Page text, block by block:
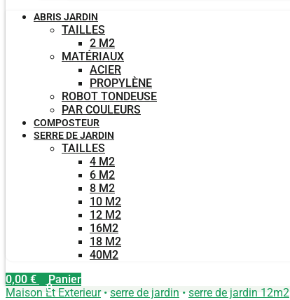
ABRIS JARDIN
TAILLES
2 M2
MATÉRIAUX
ACIER
PROPYLÈNE
ROBOT TONDEUSE
PAR COULEURS
COMPOSTEUR
SERRE DE JARDIN
TAILLES
4 M2
6 M2
8 M2
10 M2
12 M2
16M2
18 M2
40M2
0,00 €
0
Panier
Maison Et Exterieur• serre de jardin • serre de jardin 12m2